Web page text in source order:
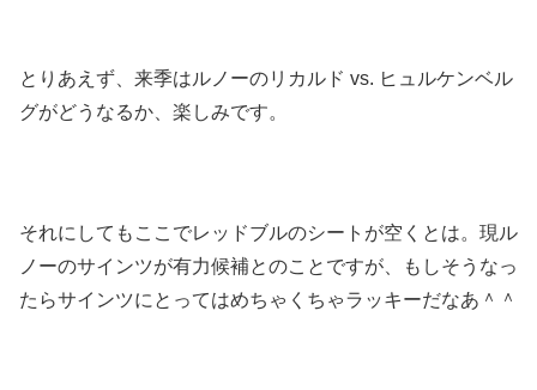
とりあえず、来季はルノーのリカルド vs. ヒュルケンベル
グがどうなるか、楽しみです。
それにしてもここでレッドブルのシートが空くとは。現ル
ノーのサインツが有力候補とのことですが、もしそうなっ
たらサインツにとってはめちゃくちゃラッキーだなあ＾＾